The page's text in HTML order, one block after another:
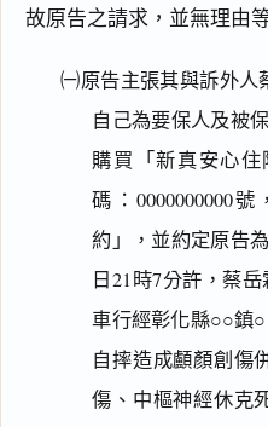
故原告之請求，並無理由
㈠原告主張其與訴外人
自己為要保人及被
購買「新真安心
碼：0000000000
約」，並約定原告
日21時7分許，蔡
車行經彰化縣○○鎮
自摔造成顱顏創傷
傷、中樞神經休克